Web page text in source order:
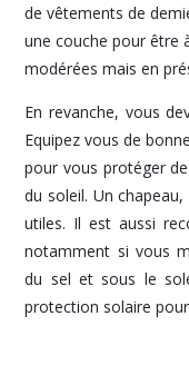
de vêtements de
une couche pour être
modérées mais en
En revanche, vous
Equipez vous de
pour vous protéger
du soleil. Un
utiles. Il est aussi
notamment si vous
du sel et sous le
protection solaire